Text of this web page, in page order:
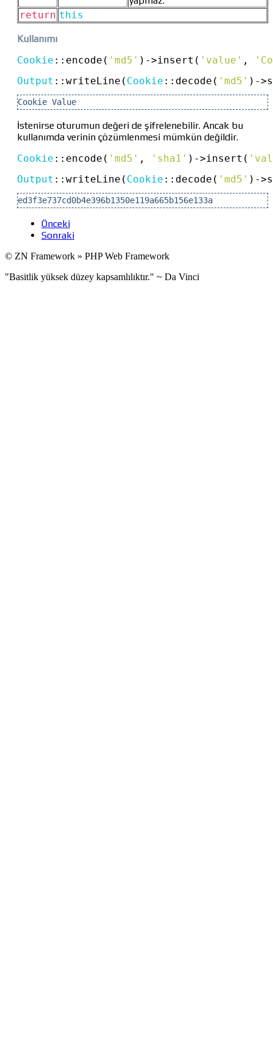
return this
Kullanımı
Cookie :: encode( 'md5' ) ->insert( 'value' ,
Output :: writeLine( Cookie :: decode( 'md5' ) ->
Cookie Value
İstenirse oturumun değeri de şifrelenebilir. Ancak bu
kullanımda verinin çözümlenmesi mümkün değildir.
Cookie :: encode( 'md5' , 'sha1' ) ->insert(
Output :: writeLine( Cookie :: decode( 'md5' ) ->
ed3f3e737cd0b4e396b1350e119a665b156e133a
Önceki
Sonraki
© ZN Framework » PHP Web Framework
"Basitlik yüksek düzey kapsamlılıktır." ~ Da Vinci